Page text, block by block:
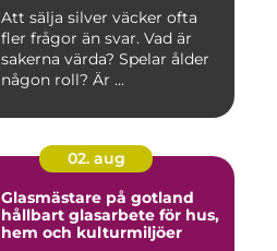
Att sälja silver väcker ofta
fler frågor än svar. Vad är
sakerna värda? Spelar ålder
någon roll? Är ...
02. aug
Glasmästare på gotland
hållbart glasarbete för hus,
hem och kulturmiljöer